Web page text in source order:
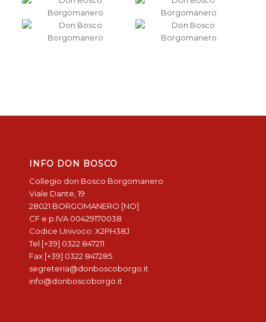
INFO DON BOSCO
Collegio don Bosco Borgomanero
Viale Dante, 19
28021 BORGOMANERO [NO]
CF e p.IVA 00429170038
Codice Univoco: X2PH38J
Tel [+39] 0322 847211
Fax [+39] 0322 847285
segreteria@donboscoborgo.it
info@donboscoborgo.it